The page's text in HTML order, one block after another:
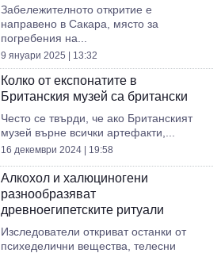
Забележителното откритие е
направено в Сакара, място за
погребения на...
9 януари 2025 | 13:32
Колко от експонатите в
Британския музей са британски
Често се твърди, че ако Британският
музей върне всички артефакти,...
16 декември 2024 | 19:58
Алкохол и халюциногени
разнообразяват
древноегипетските ритуали
Изследователи откриват останки от
психеделични вещества, телесни